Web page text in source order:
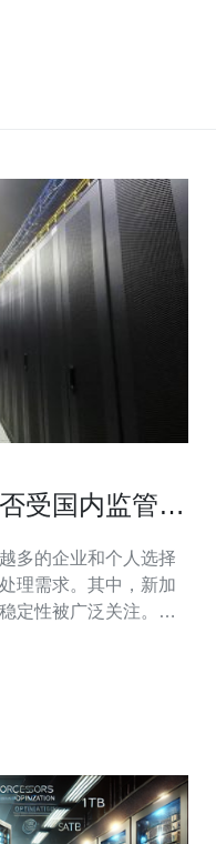
受国内监管的
多的企业和个人选择
理需求。其中，新加
定性被广泛关注。然
入解析，并提供相关